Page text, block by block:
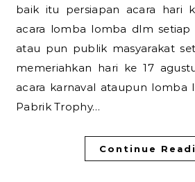
baik itu persiapan acara hari
acara lomba lomba dlm setiap
atau pun publik masyarakat
memeriahkan hari ke 17
acara karnaval ataupun lomba
Pabrik Trophy…
Continue